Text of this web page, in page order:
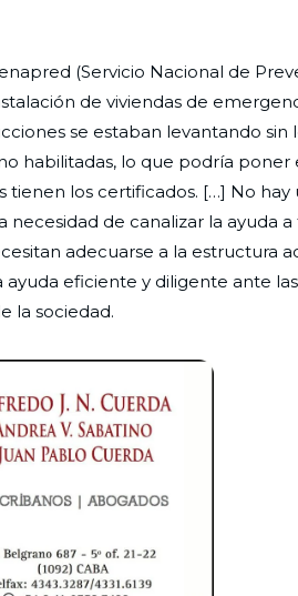
(Servicio Nacional de
de viviendas de
se estaban levantando sin
habilitadas, lo que podría
tienen los certificados. […] No hay
de canalizar la ayuda a
adecuarse a la estructura
ayuda eficiente y diligente ante las
la sociedad.